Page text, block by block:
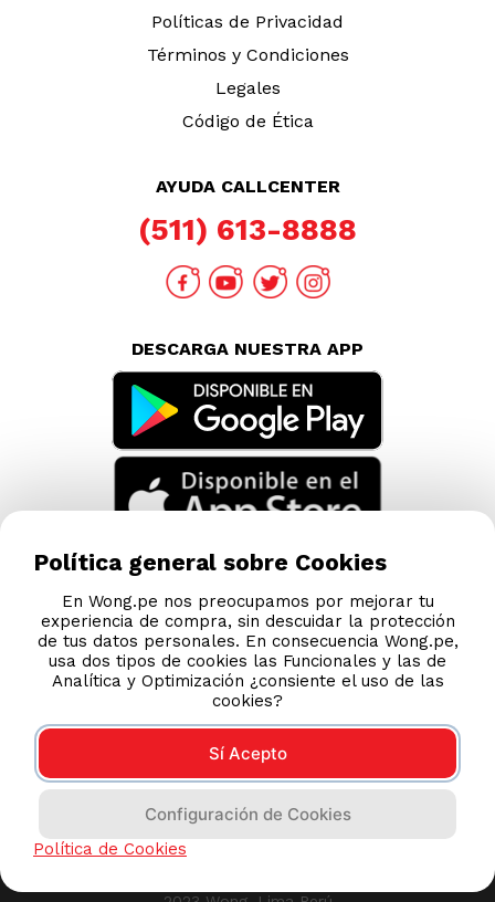
Políticas de Privacidad
Términos y Condiciones
Legales
Código de Ética
AYUDA CALLCENTER
(511) 613-8888
DESCARGA NUESTRA APP
Esta tienda usa Niubiz para realizar transacciones
Política general sobre Cookies
En Wong.pe nos preocupamos por mejorar tu
experiencia de compra, sin descuidar la protección
de tus datos personales. En consecuencia Wong.pe,
usa dos tipos de cookies las Funcionales y las de
Analítica y Optimización ¿consiente el uso de las
cookies?
Sí Acepto
Configuración de Cookies
Política de Cookies